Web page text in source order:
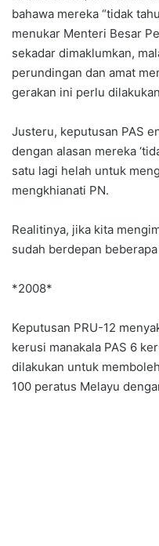
bahawa mereka “tidak
menukar Menteri Besar
sekadar dimaklumkan,
perundingan dan amat
gerakan ini perlu
Justeru, keputusan PAS
dengan alasan mereka
satu lagi helah untuk
mengkhianati PN.
Realitinya, jika kita
sudah berdepan
*2008*
Keputusan PRU-12
kerusi manakala PAS 6
dilakukan untuk
100 peratus Melayu